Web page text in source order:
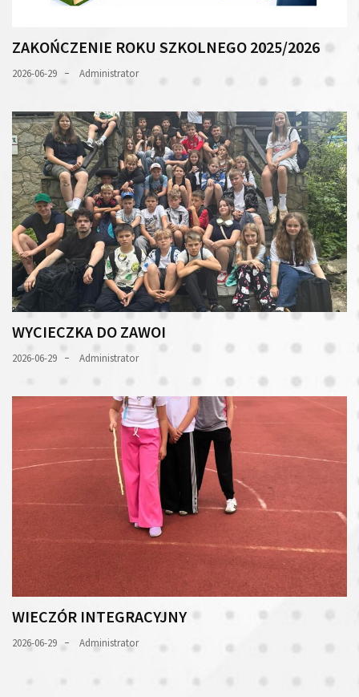
ZAKOŃCZENIE ROKU SZKOLNEGO 2025/2026
2026-06-29 Administrator
WYCIECZKA DO ZAWOI
2026-06-29 Administrator
WIECZÓR INTEGRACYJNY
2026-06-29 Administrator